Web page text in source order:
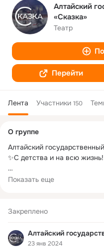
Алтайский
«Сказка»
Театр
Перейти
Лента Участники 150
Закреплено
Алтайский
23 янв 2024
колонка
О группе
Алтайский
✨С детства и на всю жизнь!
Наш сайт: http://teatr-
Режим работы кассы:
сб-вс 9.00-18.00
Показать еще